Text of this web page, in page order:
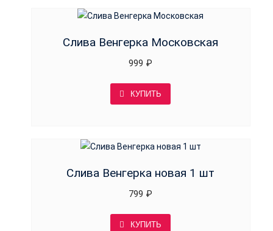
Слива Венгерка Московская
999 ₽
КУПИТЬ
Слива Венгерка новая 1 шт
799 ₽
КУПИТЬ